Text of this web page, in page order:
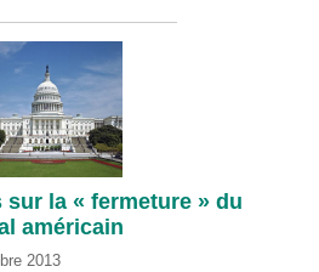
la « fermeture » du
américain
2013